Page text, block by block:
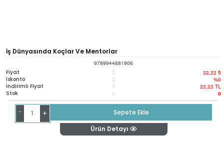
İş Dünyasında Koçlar Ve Mentorlar
9789944881906
Fiyat : 22,22 ₺
İskonto : %0
İndirimli Fiyat : 22,22 TL
Stok : 0
- +
Sepete Ekle
Ürün Detayı